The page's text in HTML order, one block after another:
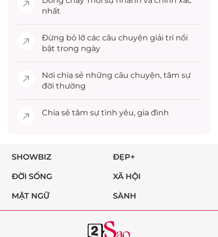
nhất
Đừng bỏ lỡ các câu chuyện giải trínổi
bật trong ngày
Nơi chia sẻ những câu chuyện, tâm sự
đời thường
Chia sẻ tâm sự tình yêu, gia đình
SHOWBIZ ĐẸP+
ĐỜI SỐNG XÃ HỘI
MẬT NGỮ SÀNH